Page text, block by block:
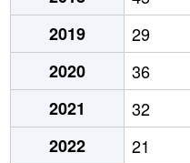
2019
29
2020
36
2021
32
2022
21